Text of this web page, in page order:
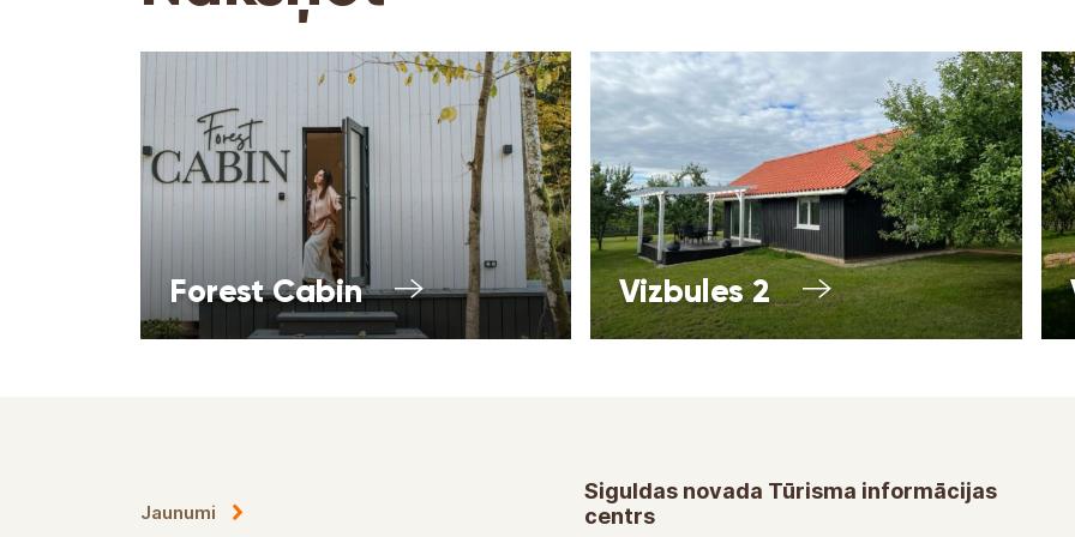
Forest Cabin Vizbules 2
Jaunumi
Siguldas novada Tūrisma informācijas
centrs